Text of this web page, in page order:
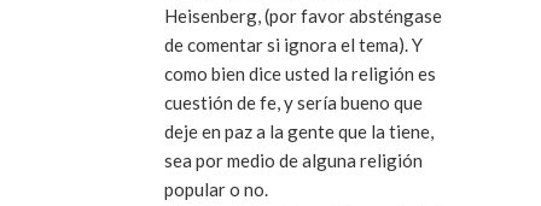
Heisenberg, (por favor absténgase
de comentar si ignora el tema). Y
como bien dice usted la religión es
cuestión de fe, y sería bueno que
deje en paz a la gente que la tiene,
sea por medio de alguna religión
popular o no.